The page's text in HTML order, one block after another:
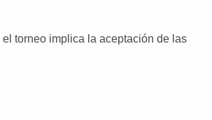
el torneo implica la aceptación de las